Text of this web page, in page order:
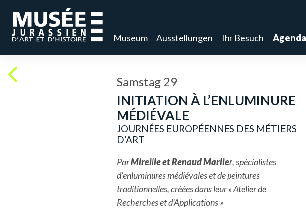
Museum Ausstellungen Ihr Besuch Agenda
Samstag 29
INITIATION À L’ENLUMINURE
MÉDIÉVALE
JOURNÉES EUROPÉENNES DES MÉTIERS
D’ART
ParMireille et Renaud Marlier, spécialistes
d’enluminures médiévales et de peintures
traditionnelles, créées dans leur « Atelier de
Recherches et d’Applications »